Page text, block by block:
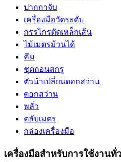
ปากกาจับ
เครื่องมือวัดระดับ
กรรไกรตัดเหล็กเส้น
ไม้เมตรม้วนได้
คีม
ชุดถอนสกรู
ตัวนำเปลี่ยนดอกสว่าน
ดอกสว่าน
พลั่ว
ตลับเมตร
กล่องเครื่องมือ
เครื่องมือสำหรับการใช้งานทั่